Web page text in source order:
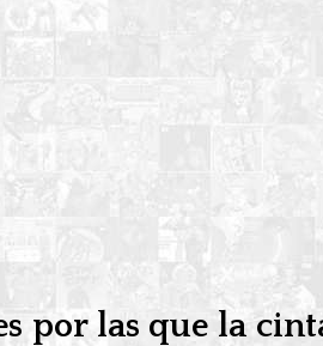
por las que la